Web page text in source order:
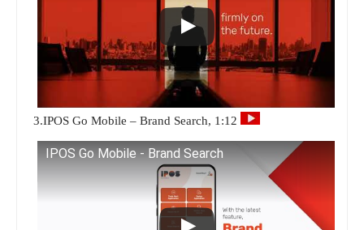
3.IPOS Go Mobile – Brand Search, 1:12
IPOS Go Mobile - Brand Search